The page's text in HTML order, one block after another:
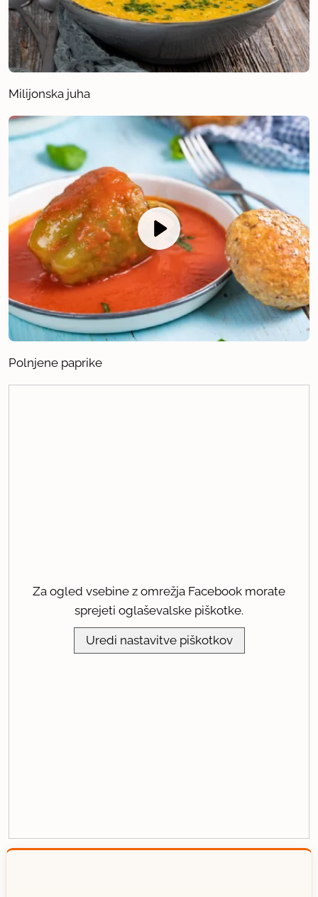
Milijonska juha
Polnjene paprike
Za ogled vsebine z omrežja Facebook morate
sprejeti oglaševalske piškotke.
Uredi nastavitve piškotkov